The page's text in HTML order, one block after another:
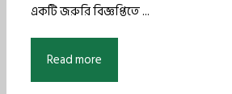
একটি জরুরি বিজ্ঞপ্তিতে ...
Read more